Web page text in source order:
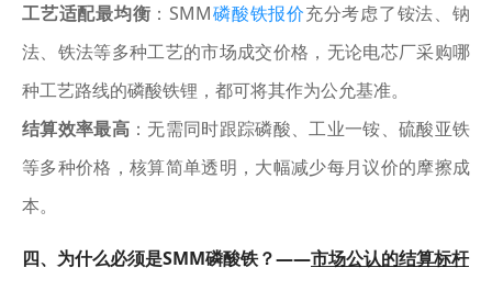
工艺适配最均衡 ：SMM磷酸铁报价充分考虑了铵法、钠
法、铁法等多种工艺的市场成交价格，无论电芯厂采购哪
种工艺路线的磷酸铁锂，都可将其作为公允基准。
结算效率最高 ：无需同时跟踪磷酸、工业一铵、硫酸亚铁
等多种价格，核算简单透明，大幅减少每月议价的摩擦成
本。
四、为什么必须是SMM磷酸铁？——市场公认的结算标杆